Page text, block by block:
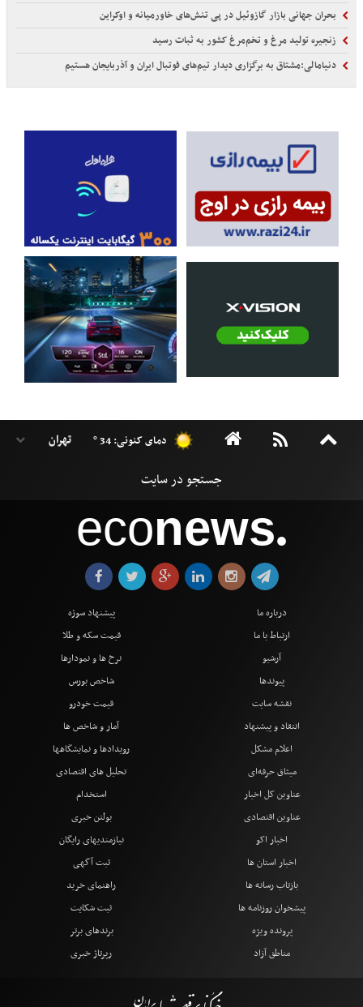
بحران جهانی بازار گازوئیل در پی تنش‌های خاورمیانه و اوکراین
زنجیره تولید مرغ و تخم‌مرغ کشور به ثبات رسید
دنیامالی:مشتاق به برگزاری دیدار تیم‌های فوتبال ایران و آذربایجان هستیم
دمای کنونی: 34 °
econews●
درباره ما
ارتباط با ما
آرشیو
پیوندها
نقشه سایت
انتقاد و پیشنهاد
اعلام مشکل
میثاق حرفه‌ای
پیشنهاد سوژه
قیمت سکه و طلا
نرخ ها و نمودارها
شاخص بورس
قیمت خودرو
آمار و شاخص ها
رویدادها و نمایشگاهها
تحلیل های اقتصادی
عناوین کل اخبار
عناوین اقتصادی
اخبار اکو
اخبار استان ها
بازتاب رسانه ها
پیشخوان روزنامه ها
پرونده ویژه
مناطق آزاد
استخدام
بولتن خبری
نیازمندیهای رایگان
ثبت آگهی
راهنمای خرید
ثبت شکایت
برندهای برتر
رپرتاژ خبری